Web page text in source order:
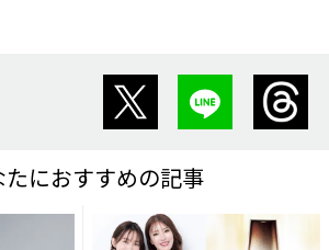
たにおすすめの記事